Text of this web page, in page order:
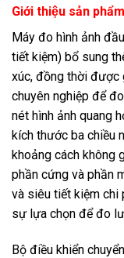
Giới thiệu sản phẩm
Máy đo hình ảnh
tiết kiệm) bổ sung
xúc, đồng thời được
chuyên nghiệp để
nét hình ảnh quang
kích thước ba chiều
khoảng cách không
phần cứng và phần
và siêu tiết kiệm chi
sự lựa chọn để đo
Bộ điều khiển